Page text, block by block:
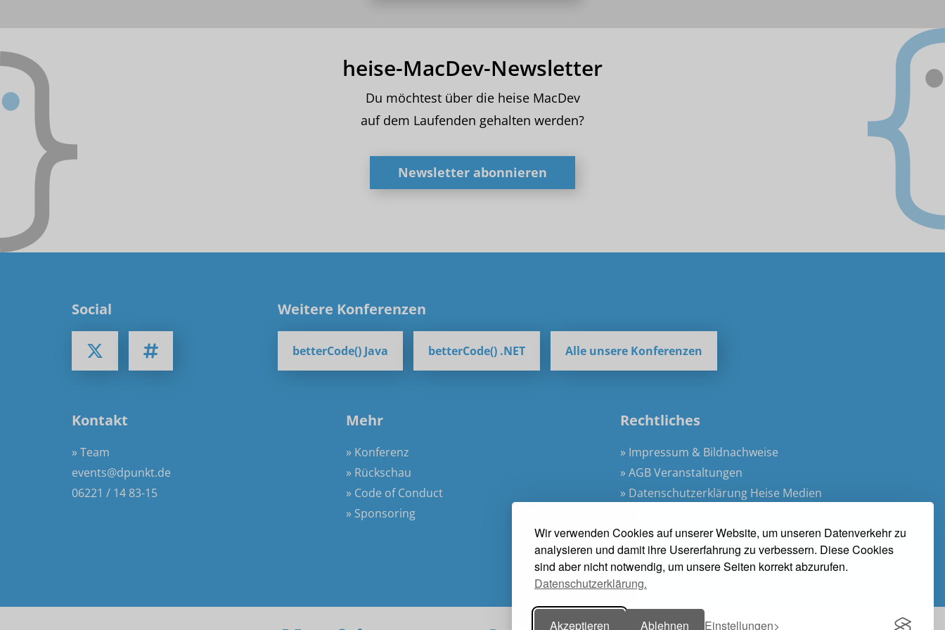
Wir verwenden Cookies auf unserer Website, um unseren Datenverkehr zu
analysieren und damit ihre Usererfahrung zu verbessern. Diese Cookies
sind aber nicht notwendig, um unsere Seiten korrekt abzurufen.
Datenschutzerklärung.
Akzeptieren Ablehnen Einstellungen
heise-MacDev-Newsletter
Du möchtest über die heise MacDev
auf dem Laufenden gehalten werden?
Newsletter abonnieren
Social Weitere Konferenzen
betterCode() Java betterCode() .NET Alle unsere Konferenzen
Kontakt
» Team
events@dpunkt.de
06221 / 14 83-15
Mehr
» Konferenz
» Rückschau
» Code of Conduct
» Sponsoring
Rechtliches
» Impressum & Bildnachweise
» AGB Veranstaltungen
» Datenschutzerklärung Heise Medien
» Cookie-Einstellungen ändern
» Vertrag widerrufen